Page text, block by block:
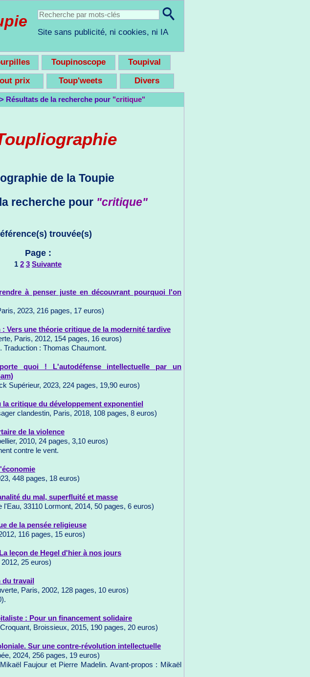
Site sans publicité, ni cookies, ni IA
Toupinoscope
Toupival
prix Toup'weets Divers
> Résultats de la recherche pour "critique"
de la Toupie
recherche pour "critique"
trouvée(s)
Page :
1 2 3 Suivante
à penser juste en découvrant pourquoi l'on
2023, 216 pages, 17 euros)
Vers une théorie critique de la modernité tardive
Paris, 2012, 154 pages, 16 euros)
Traduction : Thomas Chaumont.
quoi ! L'autodéfense intellectuelle par un
Supérieur, 2023, 224 pages, 19,90 euros)
critique du développement exponentiel
clandestin, Paris, 2018, 108 pages, 8 euros)
de la violence
2010, 24 pages, 3,10 euros)
contre le vent.
448 pages, 18 euros)
du mal, superfluité et masse
l'Eau, 33110 Lormont, 2014, 50 pages, 6 euros)
de la pensée religieuse
116 pages, 15 euros)
leçon de Hegel d'hier à nos jours
25 euros)
travail
Paris, 2002, 128 pages, 10 euros)
: Pour un financement solidaire
Broissieux, 2015, 190 pages, 20 euros)
Sur une contre-révolution intellectuelle
2024, 256 pages, 19 euros)
Faujour et Pierre Madelin. Avant-propos : Mikaël